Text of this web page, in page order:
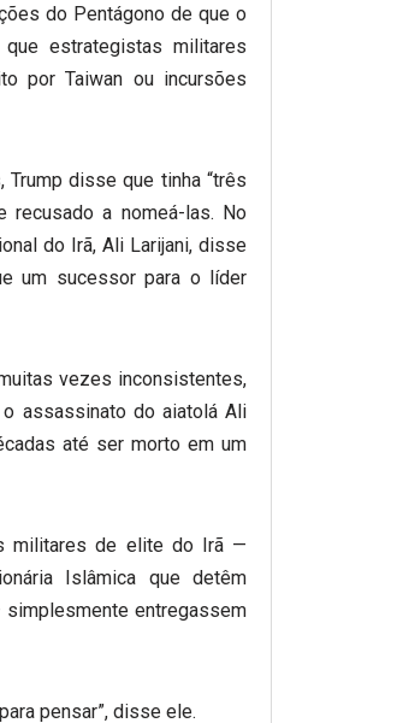
do Pentágono de que o
estrategistas militares
por Taiwan ou incursões
disse que tinha “três
recusado a nomeá-las. No
do Irã, Ali Larijani, disse
um sucessor para o líder
vezes inconsistentes,
assassinato do aiatolá Ali
até ser morto em um
militares de elite do Irã —
Islâmica que detêm
entregassem
pensar”, disse ele.